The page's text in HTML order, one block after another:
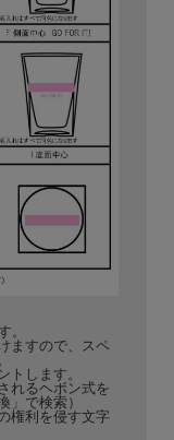
。
ますので、スペ
トします。
れるヘボン式を
で検索）
権利を侵す文字